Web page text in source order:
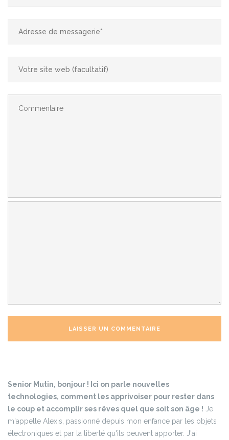
Senior Mutin, bonjour ! Ici on parle nouvelles
technologies, comment les apprivoiser pour rester dans
le coup et accomplir ses rêves quel que soit son âge ! Je
m'appelle Alexis, passionné depuis mon enfance par les objets
électroniques et par la liberté qu'ils peuvent apporter. J'ai